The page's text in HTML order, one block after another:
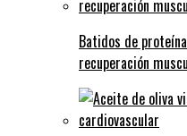
Batidos de
recuperación